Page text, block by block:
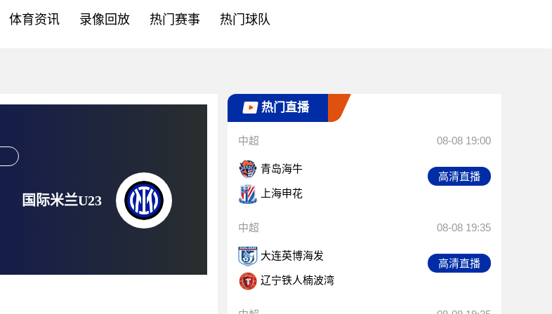
体育资讯 录像回放 热门赛事 热门球队
国际米兰U23
热门直播
中超 08-08 19:00
青岛海牛
上海申花
高清直播
中超 08-08 19:35
大连英博海发
辽宁铁人楠波湾
高清直播